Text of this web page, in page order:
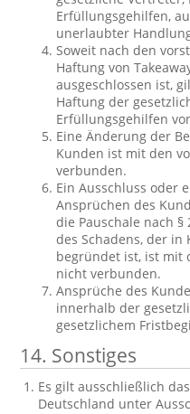
Erfüllungsgehilfen,
unerlaubter
Soweit nach den
Haftung von
ausgeschlossen ist,
Haftung der
Erfüllungsgehilfen
Eine Änderung der
Kunden ist mit den
verbunden.
Ein Ausschluss oder
Ansprüchen des
die Pauschale nach §
des Schadens, der in
begründet ist, ist mit
nicht verbunden.
Ansprüche des
innerhalb der
gesetzlichem
14. Sonstiges
Es gilt ausschließlich
Deutschland unter